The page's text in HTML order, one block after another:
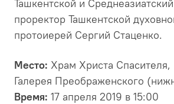
Ташкентской и
проректор Ташкентской
протоиерей Сергий Стаценко.
Место: Храм Христа Спасителя,
Галерея Преображенского
Время: 17 апреля 2019 в 15:00